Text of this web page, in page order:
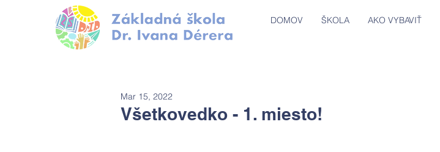
DOMOV ŠKOLA AKO VYBAVIŤ
Všetkovedko - 1. miesto!
Mar 15, 2022